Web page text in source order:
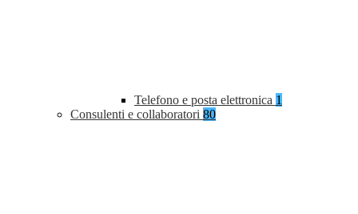
Telefono e posta elettronica 1
Consulenti e collaboratori 80